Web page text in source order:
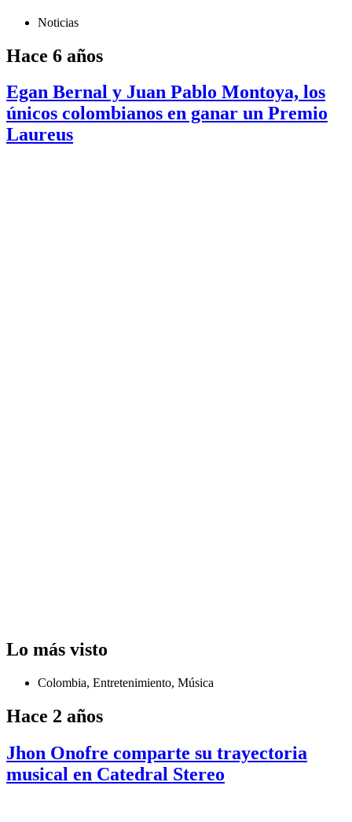
Noticias
Hace 6 años
Egan Bernal y Juan Pablo Montoya, los
únicos colombianos en ganar un Premio
Laureus
Lo más visto
Colombia, Entretenimiento, Música
Hace 2 años
Jhon Onofre comparte su trayectoria
musical en Catedral Stereo